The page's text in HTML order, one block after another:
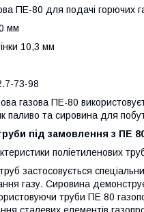
ПЕ-80 для подачі горючих
мм
10,3 мм
73-98
газова ПЕ-80
паливо та сировина для
під замовлення з ПE
поліетиленових
застосовується
газу. Сировина
труби ПЕ 80
сталевих елементів